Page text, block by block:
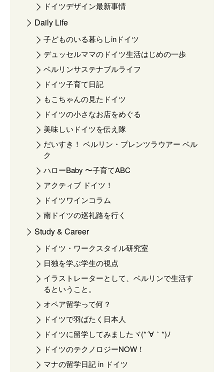
ドイツデザイン最新事情
Daily Life
子どものいる暮らしinドイツ
デュッセルママのドイツ生活はじめの一歩
ベルリンサステナブルライフ
ドイツ子育て日記
もこちゃんの見たドイツ
ドイツの小さなお店をめぐる
美味しいドイツを伝え隊
だいすき！ ベルリン・プレンツラウアー ベル
ク
ハローBaby 〜子育てABC
アクティブ ドイツ！
ドイツワインコラム
南ドイツの巡礼路を行く
Study & Career
ドイツ・ワークスタイル研究室
日独を学ぶ学生の視点
イラストレーターとして、ベルリンで生活す
るということ。
オペア留学って何？
ドイツで羽ばたく日本人
ドイツに留学してみましたヾ(*´∀｀*)ﾉ
ドイツのテクノロジーNOW！
マナの留学日記 in ドイツ